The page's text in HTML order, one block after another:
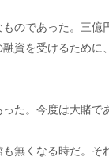
のであった。三
資を受けるため
た。今度は大賭で
無くなる時だ。